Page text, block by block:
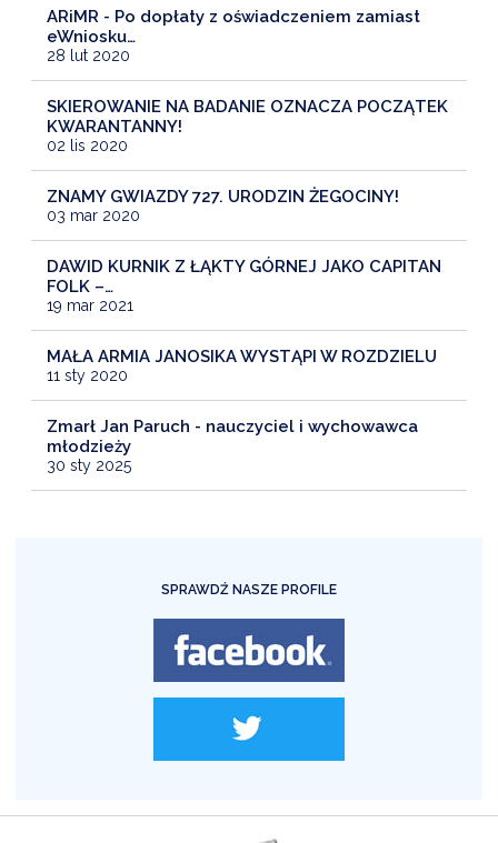
ARiMR - Po dopłaty z oświadczeniem zamiast
eWniosku…
28 lut 2020
SKIEROWANIE NA BADANIE OZNACZA POCZĄTEK
KWARANTANNY!
02 lis 2020
ZNAMY GWIAZDY 727. URODZIN ŻEGOCINY!
03 mar 2020
DAWID KURNIK Z ŁĄKTY GÓRNEJ JAKO CAPITAN
FOLK –…
19 mar 2021
MAŁA ARMIA JANOSIKA WYSTĄPI W ROZDZIELU
11 sty 2020
Zmarł Jan Paruch - nauczyciel i wychowawca
młodzieży
30 sty 2025
SPRAWDŹ NASZE PROFILE